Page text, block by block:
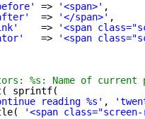
=> '<span>' ,
=> '</span>' ,
=> '<span
=> '<span
%s: Name of current
sprintf(
reading %s' ,
'<span